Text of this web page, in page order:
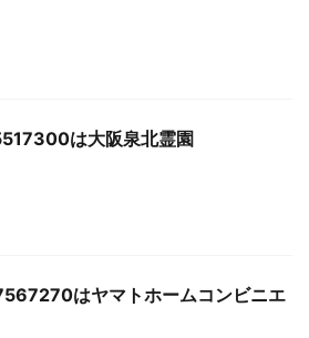
は大阪泉北霊園
はヤマトホームコンビニエ